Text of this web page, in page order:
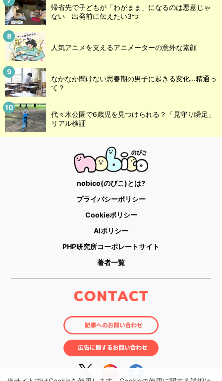
帰省先で子どもが「わがまま」になるのは悪意じゃ
ない 出発前に伝えたい3つ
人気アニメを支えるアニメーターの意外な素顔
なかなか聞けない思春期の男子に起きる変化…精通っ
て？
代々木公園で6歳児を見つけられる？「見守り瞬足」
リアル検証
nobico(のびこ)とは?
プライバシーポリシー
Cookieポリシー
AIポリシー
PHP研究所コーポレートサイト
著者一覧